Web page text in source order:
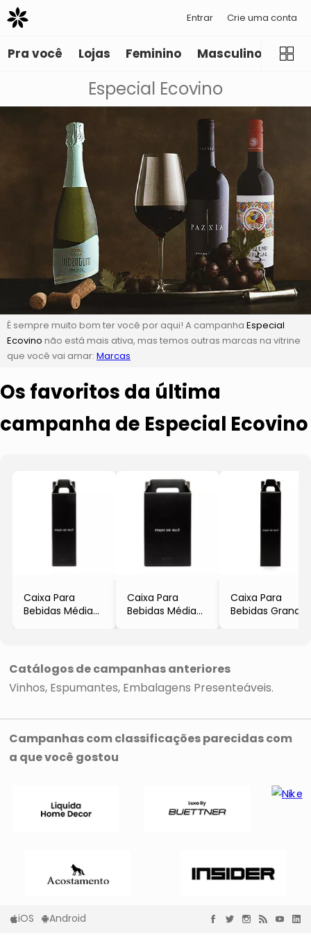
Entrar Crie uma conta
Pra você Lojas Feminino Masculino
Especial Ecovino
É sempre muito bom ter você por aqui! A campanha Especial
Ecovino não está mais ativa, mas temos outras marcas na vitrine
que você vai amar: Marcas
Os favoritos da última
campanha de Especial Ecovino
Caixa Para
Bebidas Média
Caixa Para
Bebidas Média
Caixa Para
Bebidas Grande
Catálogos de campanhas anteriores
Vinhos Espumantes Embalagens Presenteáveis
Campanhas com classificações parecidas com
a que você gostou
iOS Android